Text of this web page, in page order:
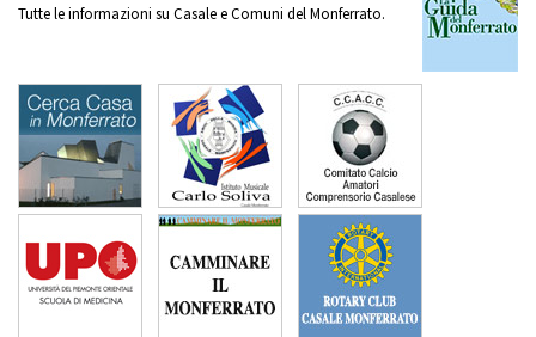
Tutte le informazioni su Casale e Comuni del Monferrato.